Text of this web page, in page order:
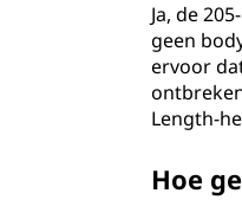
Ja, de
geen
ervoor
Length-
Hoe